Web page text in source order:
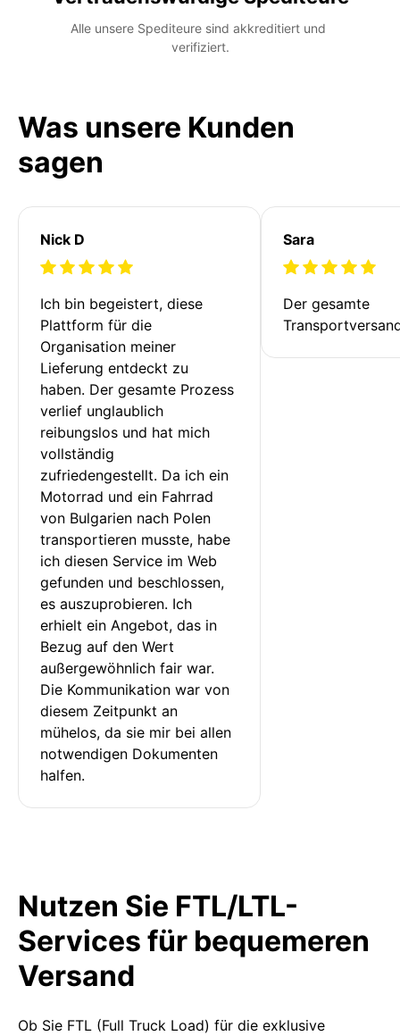
Alle unsere Spediteure sind akkreditiert und
verifiziert.
Was unsere Kunden
sagen
Nick D
Ich bin begeistert, diese
Plattform für die
Organisation meiner
Lieferung entdeckt zu
haben. Der gesamte Prozess
verlief unglaublich
reibungslos und hat mich
vollständig
zufriedengestellt. Da ich ein
Motorrad und ein Fahrrad
von Bulgarien nach Polen
transportieren musste, habe
ich diesen Service im Web
gefunden und beschlossen,
es auszuprobieren. Ich
erhielt ein Angebot, das in
Bezug auf den Wert
außergewöhnlich fair war.
Die Kommunikation war von
diesem Zeitpunkt an
mühelos, da sie mir bei allen
notwendigen Dokumenten
halfen.
Sara
Der gesamte
Nutzen Sie FTL/LTL-
Services für bequemeren
Versand
Ob Sie FTL (Full Truck Load) für die exklusive